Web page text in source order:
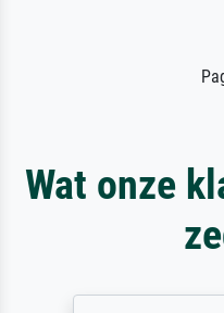
Wat onze